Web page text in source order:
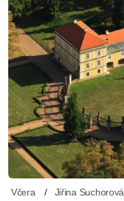
Včera Jiřina Suchorová